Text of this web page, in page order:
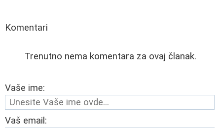
Komentari
Trenutno nema komentara za ovaj članak.
Vaše ime:
Vaš email: